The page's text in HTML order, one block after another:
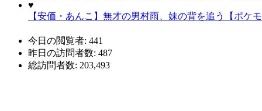
♥
【安価・あんこ】無才の男村雨、妹の背を追う【ポケ
今日の閲覧者: 441
昨日の訪問者数: 487
総訪問者数: 203,493